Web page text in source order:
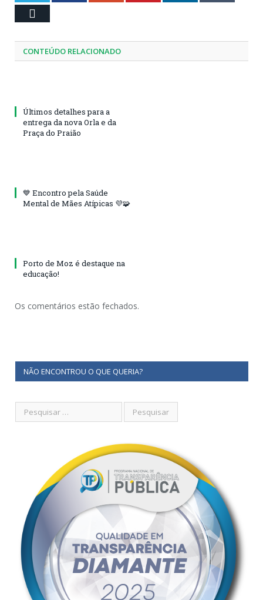
CONTEÚDO RELACIONADO
Últimos detalhes para a
entrega da nova Orla e da
Praça do Praião
💙 Encontro pela Saúde
Mental de Mães Atípicas 💜🧩
Porto de Moz é destaque na
educação!
Os comentários estão fechados.
NÃO ENCONTROU O QUE QUERIA?